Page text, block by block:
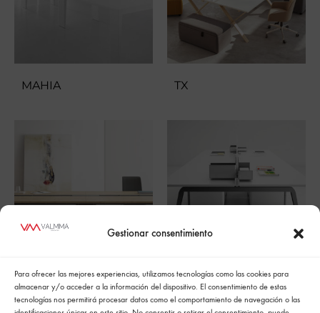
Gestionar consentimiento
Para ofrecer las mejores experiencias, utilizamos tecnologías como las cookies para
almacenar y/o acceder a la información del dispositivo. El consentimiento de estas
tecnologías nos permitirá procesar datos como el comportamiento de navegación o las
MAHIA TX
WIRE XF